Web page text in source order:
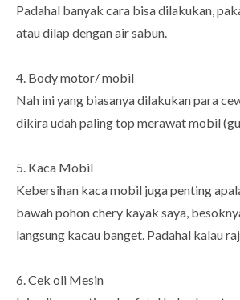
Padahal banyak cara bisa dilakukan,
atau dilap dengan air sabun.
4. Body motor/ mobil
Nah ini yang biasanya dilakukan para
dikira udah paling top merawat mobil
5. Kaca Mobil
Kebersihan kaca mobil juga penting
bawah pohon chery kayak saya,
langsung kacau banget. Padahal kalau
6. Cek oli Mesin